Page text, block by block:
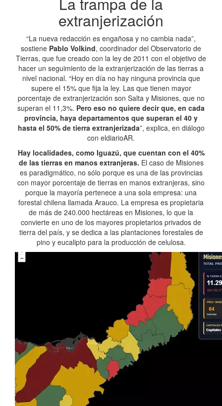
extranjerización
“La nueva redacción es engañosa y no cambia nada”,
sostiene Pablo Volkind, coordinador del Observatorio de
Tierras, que fue creado con la ley de 2011 con el objetivo de
hacer un seguimiento de la extranjerización de las tierras a
nivel nacional. “Hoy en día no hay ninguna provincia que
supere el 15% que fija la ley. Las que tienen mayor
porcentaje de extranjerización son Salta y Misiones, que no
superan el 11,3%. Pero eso no quiere decir que, en cada
provincia, haya departamentos que superan el 40 y
hasta el 50% de tierra extranjerizada”, explica, en diálogo
con eldiarioAR.
Hay localidades, como Iguazú, que cuentan con el 40%
de las tierras en manos extranjeras. El caso de Misiones
es paradigmático, no sólo porque es una de las provincias
con mayor porcentaje de tierras en manos extranjeras, sino
porque la mayoría pertenece a una sola empresa: una
forestal chilena llamada Arauco. La empresa es propietaria
de más de 240.000 hectáreas en Misiones, lo que la
convierte en uno de los mayores propietarios privados de
tierra del país, y se dedica a las plantaciones forestales de
pino y eucalipto para la producción de celulosa.